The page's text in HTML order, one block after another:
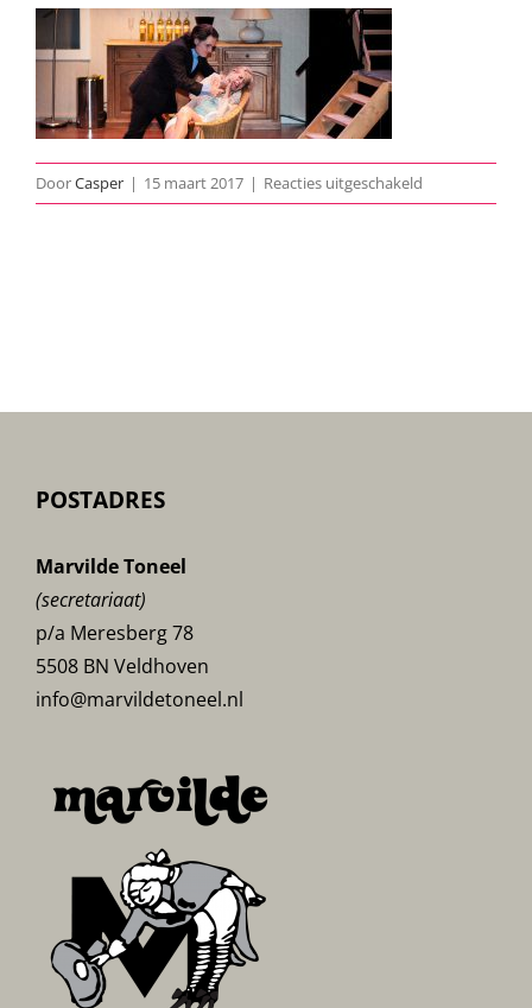
DoorCasper | 15 maart 2017 | Reacties uitgeschakeld
Bloedwijn-
POSTADRES
Marvilde Toneel
(secretariaat)
p/a Meresberg 78
5508 BN Veldhoven
info@marvildetoneel.nl